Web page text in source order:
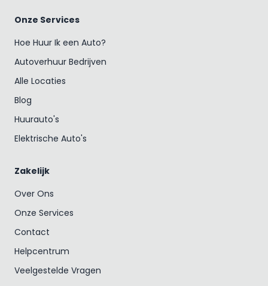
Onze Services
Hoe Huur Ik een Auto?
Autoverhuur Bedrijven
Alle Locaties
Blog
Huurauto's
Elektrische Auto's
Zakelijk
Over Ons
Onze Services
Contact
Helpcentrum
Veelgestelde Vragen